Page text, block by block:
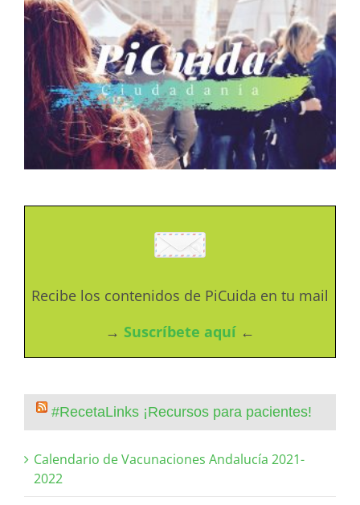
Recibe los contenidos de PiCuida en tu mail
→ Suscríbete aquí ←
#RecetaLinks ¡Recursos para pacientes!
Calendario de Vacunaciones Andalucía 2021-
2022